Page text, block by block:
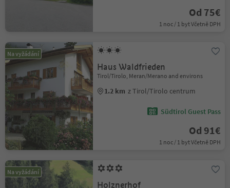
Od 75€
1 noc / 1 byt Včetně DPH
Na vyžádání
Haus Waldfrieden
Tirol/Tirolo, Meran/Merano and environs
1.2 km z Tirol/Tirolo centrum
Südtirol Guest Pass
Od 91€
1 noc / 1 byt Včetně DPH
Na vyžádání
Holznerhof